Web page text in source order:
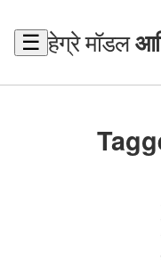
☰ हेग्रे मॉडल